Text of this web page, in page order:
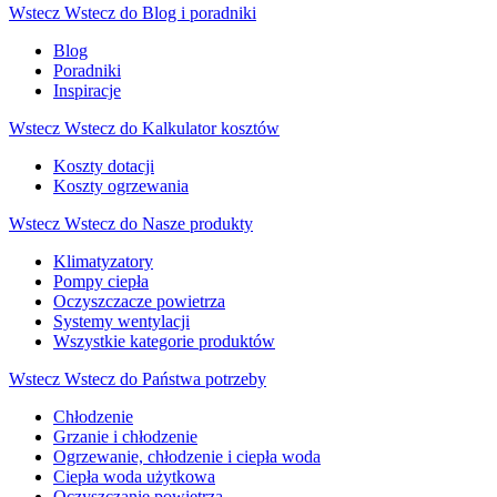
Wstecz Wstecz do Blog i poradniki
Blog
Poradniki
Inspiracje
Wstecz Wstecz do Kalkulator kosztów
Koszty dotacji
Koszty ogrzewania
Wstecz Wstecz do Nasze produkty
Klimatyzatory
Pompy ciepła
Oczyszczacze powietrza
Systemy wentylacji
Wszystkie kategorie produktów
Wstecz Wstecz do Państwa potrzeby
Chłodzenie
Grzanie i chłodzenie
Ogrzewanie, chłodzenie i ciepła woda
Ciepła woda użytkowa